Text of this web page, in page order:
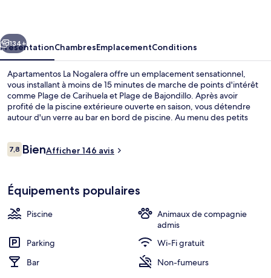
Suivant
134+
PrésentationChambresEmplacementConditions
Apartamentos La Nogalera offre un emplacement sensationnel,
vous installant à moins de 15 minutes de marche de points d'intérêt
comme Plage de Carihuela et Plage de Bajondillo. Après avoir
profité de la piscine extérieure ouverte en saison, vous détendre
autour d'un verre au bar en bord de piscine. Au menu des petits
Avis
voyageurs
7,87,8 sur 10
BienAfficher 146 avis
Équipements populaires
Piscine
Animaux de compagnie
admis
Parking
Wi-Fi gratuit
Bar
Non-fumeurs